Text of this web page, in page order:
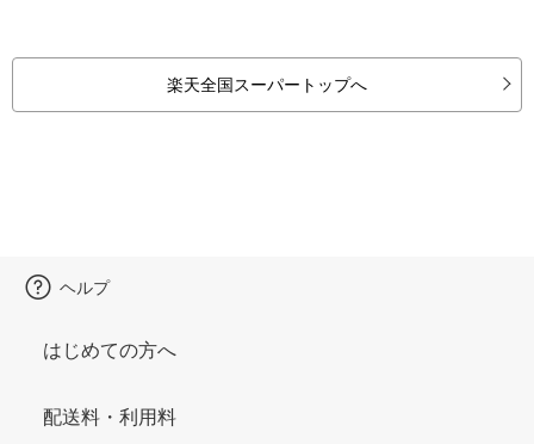
楽天全国スーパートップへ
ヘルプ
はじめての方へ
配送料・利用料